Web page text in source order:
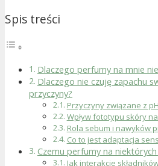
Spis treści
Dlaczego perfumy na mnie
Dlaczego nie czuję zapachu
przyczyny?
Przyczyny związane z
Wpływ fototypu skóry
Rola sebum i nawyków
Co to jest adaptacja
Czemu perfumy na
Jak interakcje